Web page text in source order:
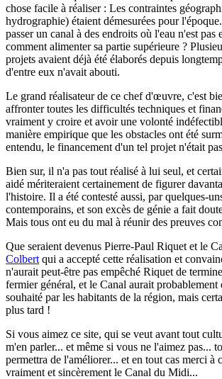
chose facile à réaliser : Les contraintes
hydrographie) étaient démesurées pour
passer un canal à des endroits où l'eau n'est pas
comment alimenter sa partie supérieure ?
projets avaient déjà été élaborés depuis
d'entre eux n'avait abouti.
Le grand réalisateur de ce chef d'œuvre, c'est
affronter toutes les difficultés techniques et
vraiment y croire et avoir une volonté
manière empirique que les obstacles ont été
entendu, le financement d'un tel projet n'était
Bien sur, il n'a pas tout réalisé à lui seul, et
aidé mériteraient certainement de figurer
l'histoire. Il a été contesté aussi, par quelques-
contemporains, et son excès de génie a fait
Mais tous ont eu du mal à réunir des preuves
Que seraient devenus Pierre-Paul Riquet et le
Colbert qui a accepté cette réalisation et
n'aurait peut-être pas empêché Riquet de
fermier général, et le Canal aurait probablement
souhaité par les habitants de la région, mais
plus tard !
Si vous aimez ce site, qui se veut avant tout
m'en parler... et même si vous ne l'aimez pas...
permettra de l'améliorer... et en tout cas merci à
vraiment et sincèrement le Canal du Midi...